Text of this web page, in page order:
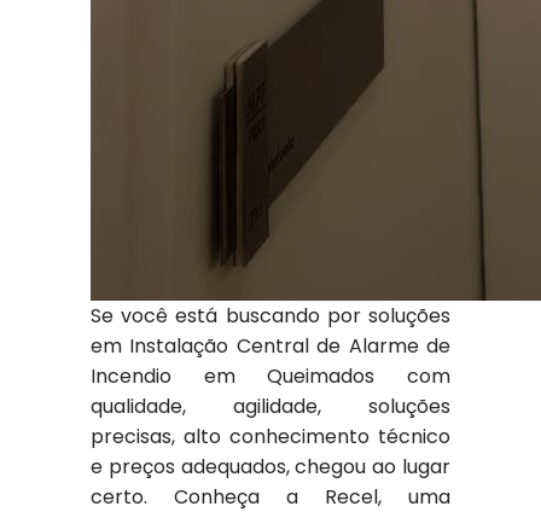
Se você está buscando por soluções
em Instalação Central de Alarme de
Incendio em Queimados com
qualidade, agilidade, soluções
precisas, alto conhecimento técnico
e preços adequados, chegou ao lugar
certo. Conheça a Recel, uma